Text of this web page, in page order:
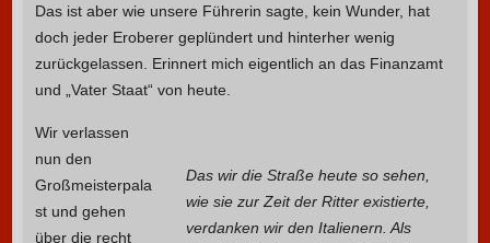
Das ist aber wie unsere Führerin sagte, kein Wunder, hat
doch jeder Eroberer geplündert und hinterher wenig
zurückgelassen. Erinnert mich eigentlich an das Finanzamt
und „Vater Staat“ von heute.
Das wir die Straße heute so sehen,
wie sie zur Zeit der Ritter existierte,
verdanken wir den Italienern. Als
Wir verlassen
nun den
Großmeisterpala
st und gehen
über die recht